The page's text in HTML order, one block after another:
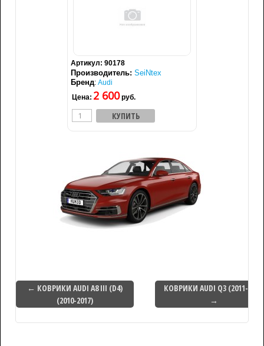
Артикул: 90178
Производитель: SeiNtex
Бренд: Audi
Цена: 2 600руб.
← КОВРИКИ AUDI A8 III (D4)
(2010-2017)
КОВРИКИ AUDI Q3 (2011-2018)
→